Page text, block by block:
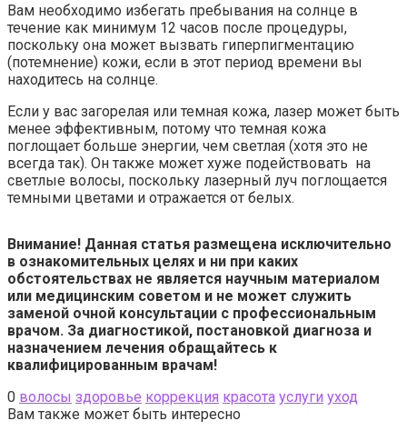
Вам необходимо избегать пребывания на солнце в
течение как минимум 12 часов после процедуры,
поскольку она может вызвать гиперпигментацию
(потемнение) кожи, если в этот период времени вы
находитесь на солнце.
Если у вас загорелая или темная кожа, лазер может быть
менее эффективным, потому что темная кожа
поглощает больше энергии, чем светлая (хотя это не
всегда так). Он также может хуже подействовать на
светлые волосы, поскольку лазерный луч поглощается
темными цветами и отражается от белых.
Внимание! Данная статья размещена исключительно
в ознакомительных целях и ни при каких
обстоятельствах не является научным материалом
или медицинским советом и не может служить
заменой очной консультации с профессиональным
врачом. За диагностикой, постановкой диагноза и
назначением лечения обращайтесь к
квалифицированным врачам!
0 волосы здоровье коррекция красота услуги уход
Вам также может быть интересно